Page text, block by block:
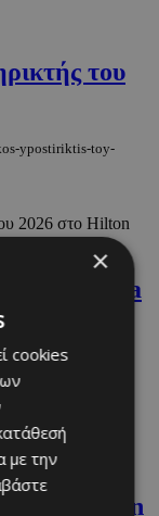
του
ypostiriktis-toy-
2026 στο Hilton
Agenda
sto-green-agenda-
στη
στο Green
×
cookies
με την